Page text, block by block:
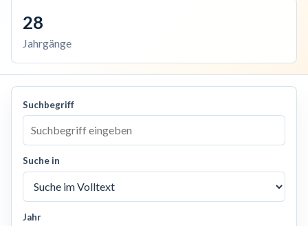
28
Jahrgänge
Suchbegriff
Suche in
Jahr